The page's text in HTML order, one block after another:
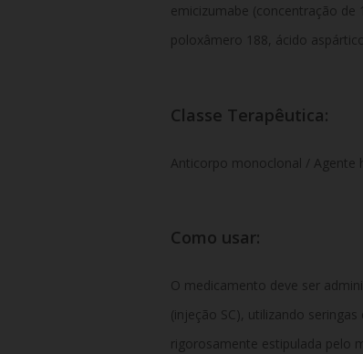
emicizumabe (concentração de
poloxâmero 188, ácido
Classe Terapêutica:
Anticorpo monoclonal /
Como usar:
O medicamento deve ser
(injeção SC), utilizando
rigorosamente estipulada pelo